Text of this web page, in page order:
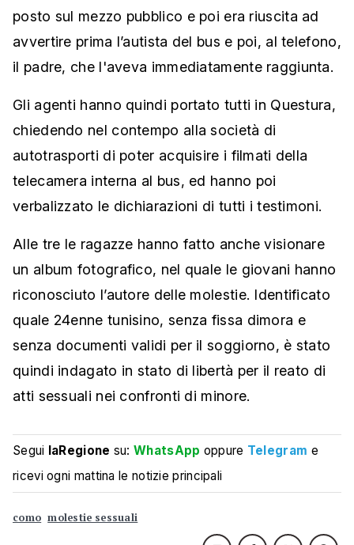
posto sul mezzo pubblico e poi era riuscita ad
avvertire prima l’autista del bus e poi, al telefono,
il padre, che l'aveva immediatamente raggiunta.
Gli agenti hanno quindi portato tutti in Questura,
chiedendo nel contempo alla società di
autotrasporti di poter acquisire i filmati della
telecamera interna al bus, ed hanno poi
verbalizzato le dichiarazioni di tutti i testimoni.
Alle tre le ragazze hanno fatto anche visionare
un album fotografico, nel quale le giovani hanno
riconosciuto l’autore delle molestie. Identificato
quale 24enne tunisino, senza fissa dimora e
senza documenti validi per il soggiorno, è stato
quindi indagato in stato di libertà per il reato di
atti sessuali nei confronti di minore.
Segui laRegione su:WhatsApp oppure Telegram e
ricevi ogni mattina le notizie principali
como molestie sessuali